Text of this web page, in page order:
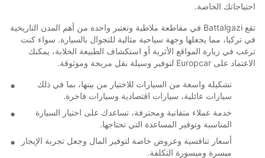
احتياجاتك الخاصة.
تقع Battalgazi في مقاطعة ملاطية وتعتبر واحدة من أهم المدن التاريخية
في تركيا، مما يجعلها وجهة سياحية مثالية للتجوال بالسيارة. سواء كنت
ترغب في زيارة المواقع الأثرية أو استكشاف الطبيعة الخلابة، يمكنك
الاعتماد على Europcar لتوفير وسيلة نقل مريحة وموثوقة.
تشكيلة واسعة من السيارات للاختيار من بينها، بما في ذلك
سيارات عائلية، سيارات اقتصادية وسيارات فاخرة.
خدمة عملاء متفانية ومحترفة، تساعدك على اختيار السيارة
المناسبة وتوفير المساعدة التي تحتاجها.
أسعار تنافسية وعروض خاصة لتوفير المال وجعل تجربة الإيجار
ميسرة وميسورة التكلفة.